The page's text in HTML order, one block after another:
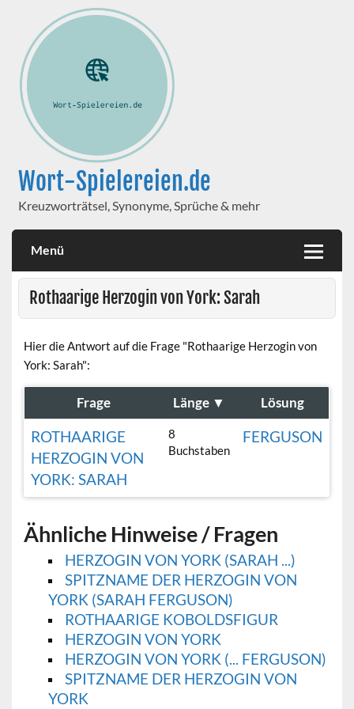
Wort-Spielereien.de
Kreuzworträtsel, Synonyme, Sprüche & mehr
Menü
Rothaarige Herzogin von York: Sarah
Hier die Antwort auf die Frage "Rothaarige Herzogin von
York: Sarah":
Frage Länge ▼ Lösung
ROTHAARIGE
HERZOGIN VON
YORK: SARAH
8
Buchstaben
FERGUSON
Ähnliche Hinweise / Fragen
HERZOGIN VON YORK (SARAH ...)
SPITZNAME DER HERZOGIN VON
YORK (SARAH FERGUSON)
ROTHAARIGE KOBOLDSFIGUR
HERZOGIN VON YORK
HERZOGIN VON YORK (... FERGUSON)
SPITZNAME DER HERZOGIN VON
YORK